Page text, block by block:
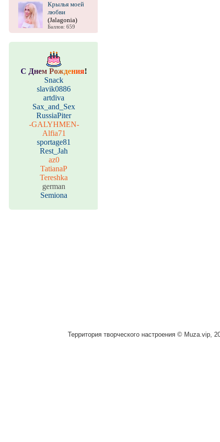
Крылья моей
любви
(Jalagonia)
Баллов: 659
С Днем Рождения!
Snack
slavik0886
artdiva
Sax_and_Sex
RussiaPiter
-GALYHMEN-
Alfia71
sportage81
Rest_Jah
az0
TatianaP
Tereshka
german
Semiona
Территория творческого настроения © Muza.vip,